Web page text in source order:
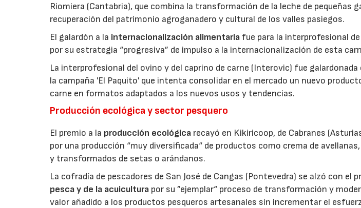
Riomiera (Cantabria), que combina la transformación de la leche de pequeñas
recuperación del patrimonio agroganadero y cultural de los valles pasiegos.
El galardón a la internacionalización alimentaria fue para la interprofesional
por su estrategia “progresiva” de impulso a la internacionalización de esta
La interprofesional del ovino y del caprino de carne (Interovic) fue galardonada
la campaña 'El Paquito' que intenta consolidar en el mercado un nuevo
carne en formatos adaptados a los nuevos usos y tendencias.
Producción ecológica y sector pesquero
El premio a la producción ecológica recayó en Kikiricoop, de Cabranes
por una producción “muy diversificada“ de productos como crema de
y transformados de setas o arándanos.
La cofradía de pescadores de San José de Cangas (Pontevedra) se alzó con el
pesca y de la acuicultura por su ”ejemplar“ proceso de transformación y
valor añadido a los productos pesqueros artesanales sin incrementar el